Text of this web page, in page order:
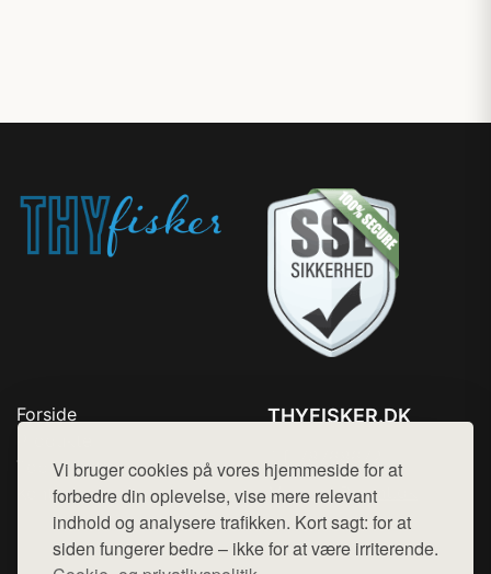
Vi bruger cookies på vores hjemmeside for at
forbedre din oplevelse, vise mere relevant
indhold og analysere trafikken. Kort sagt: for at
siden fungerer bedre – ikke for at være irriterende.
Forside
Top Rabatter
Kontakt
THYFISKER.DK
Mail: hej@want.dk
Cookie- og privatlivspolitik